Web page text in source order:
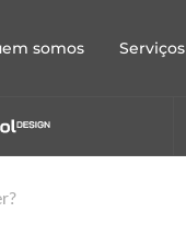
somos Serviços